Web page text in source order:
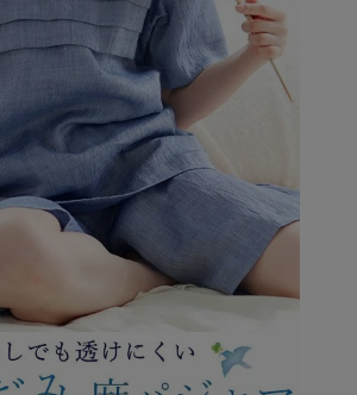
メンズパジャマ
夏 秋
ニット/ストレッチ
年齢別におすすめパジ
ャマ
ルームウェア
生活雑貨 カタログギフト
胸がすけない
羽織・バスロ
ーブ
長袖 半袖
お買い物ガイド 安心の日本製